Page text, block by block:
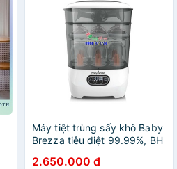
Máy tiệt trùng sấy khô Baby
Brezza tiêu diệt 99.99%, BH
2.650.000 đ